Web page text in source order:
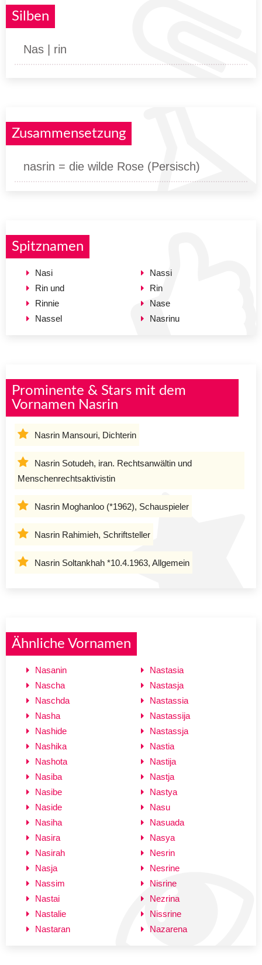
Silben
Nas | rin
Zusammensetzung
nasrin = die wilde Rose (Persisch)
Spitznamen
Nasi
Rin und
Rinnie
Nassel
Nassi
Rin
Nase
Nasrinu
Prominente & Stars mit dem
Vornamen Nasrin
Nasrin Mansouri, Dichterin
Nasrin Sotudeh, iran. Rechtsanwältin und
Menschenrechtsaktivistin
Nasrin Moghanloo (*1962), Schauspieler
Nasrin Rahimieh, Schriftsteller
Nasrin Soltankhah *10.4.1963, Allgemein
Ähnliche Vornamen
Nasanin
Nascha
Naschda
Nasha
Nashide
Nashika
Nashota
Nasiba
Nasibe
Naside
Nasiha
Nasira
Nasirah
Nasja
Nassim
Nastai
Nastalie
Nastaran
Nastasia
Nastasja
Nastassia
Nastassija
Nastassja
Nastia
Nastija
Nastja
Nastya
Nasu
Nasuada
Nasya
Nesrin
Nesrine
Nisrine
Nezrina
Nissrine
Nazarena